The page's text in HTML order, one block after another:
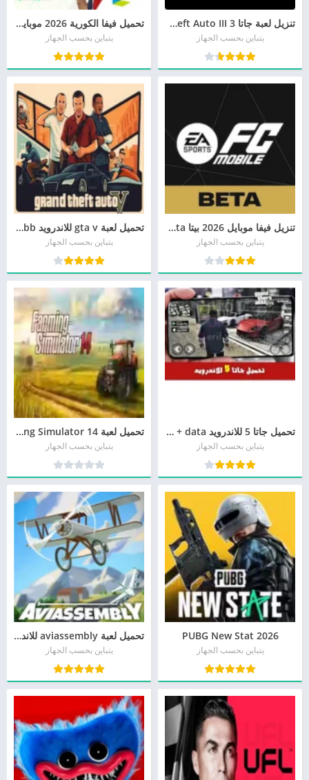
تنزيل لعبة جاتا 3 Grand Theft Auto III مجانا
يتباين بحسب الجهاز
تحميل فيفا الكورية 2026 موبايل FIFA Korea
يتباين بحسب الجهاز
تنزيل فيفا موبايل 2026 بيتا FIFA Mobile Beta مجانا
يتباين بحسب الجهاز
تحميل لعبة gta v للاندرويد apk+obb بحجم صغير برابط مباشر من ميديا فاير مجانا
يتباين بحسب الجهاز
تحميل جاتا 5 للاندرويد Apk + data الاصلية برابط مباشر
يتباين بحسب الجهاز
تحميل لعبة Farming Simulator 14 للأندرويد APK أخر إصدار
يتباين بحسب الجهاز
PUBG New Stat 2026
يتباين بحسب الجهاز
تحميل لعبة aviassembly للاندرويد من ميديا فاير
يتباين بحسب الجهاز